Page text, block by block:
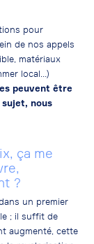
pour
de nos appels
matériaux
local…)
peuvent être
nous
ça me
?
un premier
; il suffit de
augmenté, cette